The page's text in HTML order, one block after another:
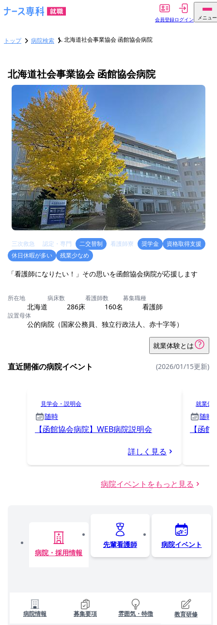
会員登録ログイン メニュー
トップ 病院検索 北海道社会事業協会 函館協会病院
北海道社会事業協会 函館協会病院
三次救急 認定・専門 二交替制 看護師寮 奨学金
資格取得支援
休日休暇が多い
残業少なめ
「看護師になりたい！」その思いを函館協会病院が応援します
所在地
北海道
病床数
286床
看護師数
160名
募集職種
看護師
設置母体
公的病院（国家公務員、独立行政法人、赤十字等）
就業体験とは
直近開催の病院イベント (2026/01/15更新)
見学会・説明会
随時
【函館協会病院】WEB病院説明会
詳しく見る
就業体
随時
【函
病院イベントをもっと見る
病院・採用情報
先輩看護師 病院イベント
病院情報 募集要項 雰囲気・特徴 教育研修